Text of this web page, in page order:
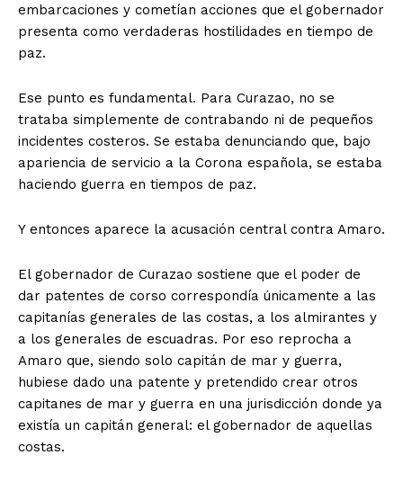
embarcaciones y cometían acciones que el gobernador
presenta como verdaderas hostilidades en tiempo de
paz.
Ese punto es fundamental. Para Curazao, no se
trataba simplemente de contrabando ni de pequeños
incidentes costeros. Se estaba denunciando que, bajo
apariencia de servicio a la Corona española, se estaba
haciendo guerra en tiempos de paz.
Y entonces aparece la acusación central contra Amaro.
El gobernador de Curazao sostiene que el poder de
dar patentes de corso correspondía únicamente a las
capitanías generales de las costas, a los almirantes y
a los generales de escuadras. Por eso reprocha a
Amaro que, siendo solo capitán de mar y guerra,
hubiese dado una patente y pretendido crear otros
capitanes de mar y guerra en una jurisdicción donde ya
existía un capitán general: el gobernador de aquellas
costas.